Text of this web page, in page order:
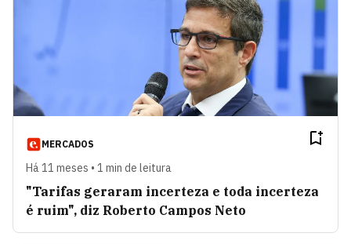
MERCADOS
Há 11 meses • 1 min de leitura
"Tarifas geraram incerteza e toda incerteza
é ruim", diz Roberto Campos Neto